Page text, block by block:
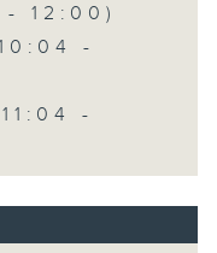
- 12:00)
-
-